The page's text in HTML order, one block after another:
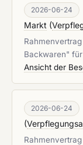
2026-06-24
Markt (
Backwaren"
Ansicht der
2026-06-24
(